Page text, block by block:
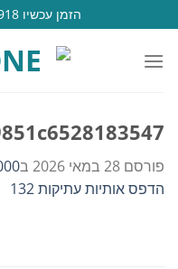
to
content
הזמן עכשיו 055-663-0918 MENZONE
פורסם 28 במאי 2026 ב1500
הדפס אותיות עתיקות 132